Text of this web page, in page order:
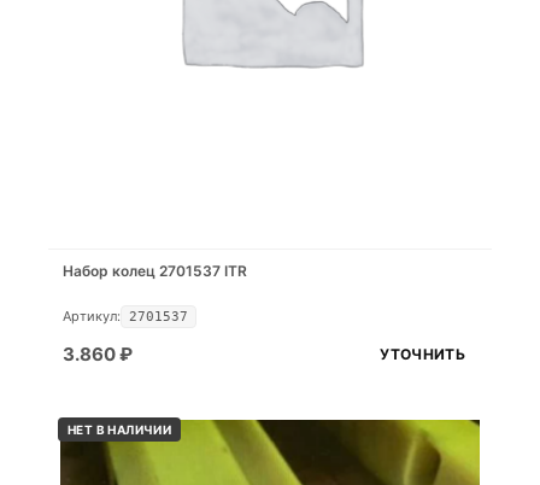
Набор колец 2701537 ITR
Артикул: 2701537
3.860₽ УТОЧНИТЬ
НЕТ В НАЛИЧИИ